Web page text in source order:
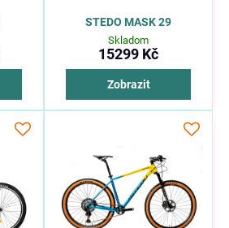
STEDO MASK 29
Skladom
15299 Kč
Zobrazit